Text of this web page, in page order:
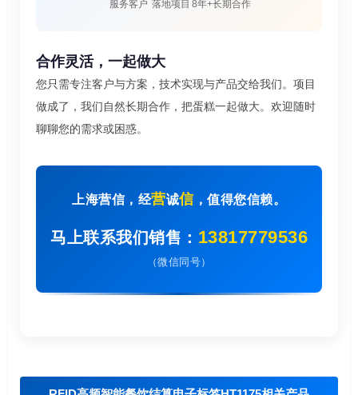
服务客户 落地项目 8年+长期合作
合作灵活，一起做大
您只需专注客户与方案，技术实现与产品交给我们。项目
做成了，我们自然长期合作，把蛋糕一起做大。欢迎随时
聊聊您的需求或困惑。
上海营信，经营诚信，值得您信赖。
马上联系我们销售： 13817779536
（微信同号）